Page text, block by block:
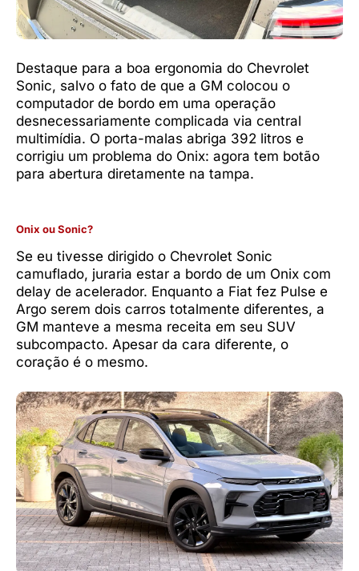
Destaque para a boa ergonomia do Chevrolet
Sonic, salvo o fato de que a GM colocou o
computador de bordo em uma operação
desnecessariamente complicada via central
multimídia. O porta-malas abriga 392 litros e
corrigiu um problema do Onix: agora tem botão
para abertura diretamente na tampa.
Onix ou Sonic?
Se eu tivesse dirigido o Chevrolet Sonic
camuflado, juraria estar a bordo de um Onix com
delay de acelerador. Enquanto a Fiat fez Pulse e
Argo serem dois carros totalmente diferentes, a
GM manteve a mesma receita em seu SUV
subcompacto. Apesar da cara diferente, o
coração é o mesmo.